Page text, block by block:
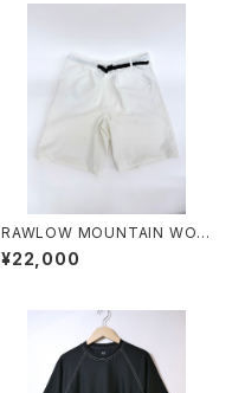
RAWLOW MOUNTAIN WOR
KS / HIKER GURKHA PANTS
¥22,000